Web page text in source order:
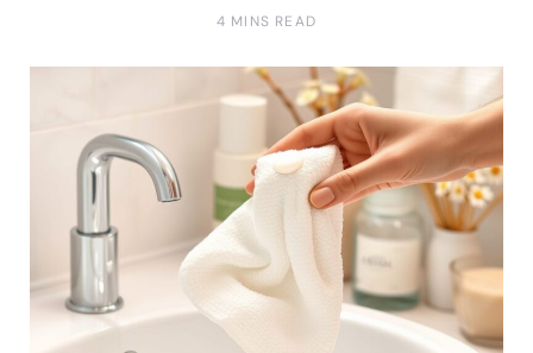
4 MINS READ